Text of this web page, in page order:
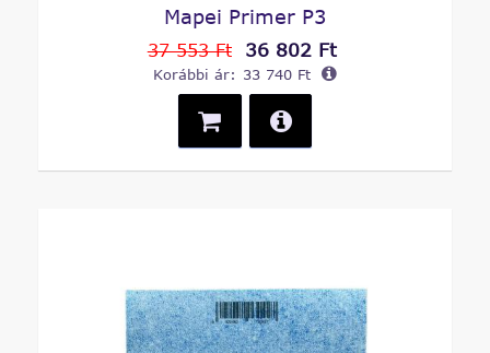
Mapei Primer P3
37 553 Ft 36 802 Ft
Korábbi ár: 33 740 Ft